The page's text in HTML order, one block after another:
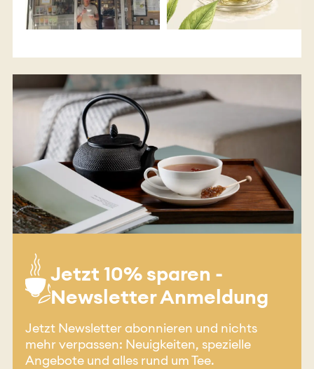
Jetzt 10% sparen -
Newsletter Anmeldung
Jetzt Newsletter abonnieren und nichts
mehr verpassen: Neuigkeiten, spezielle
Angebote und alles rund um Tee.